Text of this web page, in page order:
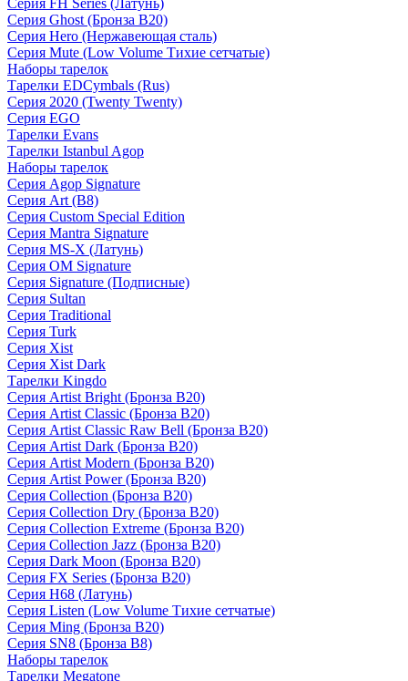
Серия FH Series (Латунь)
Серия Ghost (Бронза B20)
Серия Hero (Нержавеющая сталь)
Серия Mute (Low Volume Тихие сетчатые)
Наборы тарелок
Тарелки EDCymbals (Rus)
Серия 2020 (Twenty Twenty)
Серия EGO
Тарелки Evans
Тарелки Istanbul Agop
Наборы тарелок
Серия Agop Signature
Серия Art (B8)
Серия Custom Special Edition
Серия Mantra Signature
Серия MS-X (Латунь)
Серия OM Signature
Серия Signature (Подписные)
Серия Sultan
Серия Traditional
Серия Turk
Серия Xist
Серия Xist Dark
Тарелки Kingdo
Серия Artist Bright (Бронза B20)
Серия Artist Classic (Бронза B20)
Серия Artist Classic Raw Bell (Бронза B20)
Серия Artist Dark (Бронза B20)
Серия Artist Modern (Бронза B20)
Серия Artist Power (Бронза B20)
Серия Collection (Бронза B20)
Серия Collection Dry (Бронза B20)
Серия Collection Extreme (Бронза B20)
Серия Collection Jazz (Бронза B20)
Серия Dark Moon (Бронза B20)
Серия FX Series (Бронза B20)
Серия H68 (Латунь)
Серия Listen (Low Volume Тихие сетчатые)
Серия Ming (Бронза B20)
Серия SN8 (Бронза B8)
Наборы тарелок
Тарелки Megatone